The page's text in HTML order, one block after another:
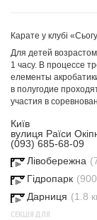
Карате у клубі
Для детей
1 часу. В процессе
елементы
в полугодие
участия в
Київ
вулиця Раїси
(093) 685-68-09
Лівобережна
Гідропарк
Дарниця (1.8
СЕКЦІЯ ДЛЯ